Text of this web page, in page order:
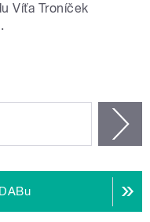
Víťa Troníček